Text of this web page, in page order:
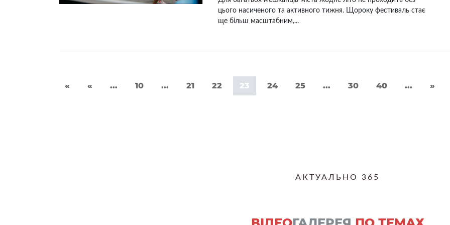
цього насиченого та активного тижня. Щороку фестиваль стає
ще більш масштабним,...
« « ... 10 ... 21 22 23 24 25 ... 30 40 ... »
АКТУАЛЬНО 365